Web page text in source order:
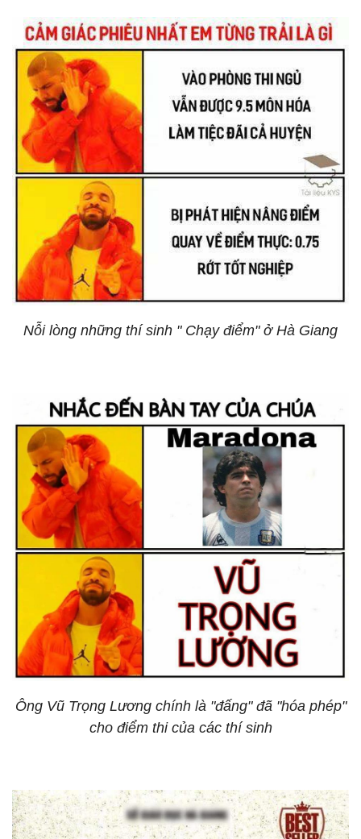
Nỗi lòng những thí sinh " Chạy điểm" ở Hà Giang
Ông Vũ Trọng Lương chính là "đấng" đã "hóa phép"
cho điểm thi của các thí sinh